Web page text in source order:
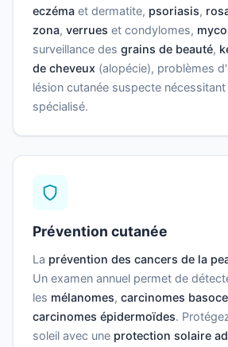
eczéma et dermatite, psoriasis,
zona, verrues et condylomes,
surveillance des grains de beauté,
de cheveux (alopécie), problèmes
lésion cutanée suspecte nécessitant
spécialisé.
Prévention cutanée
La prévention des cancers de la
Un examen annuel permet de
les mélanomes, carcinomes
carcinomes épidermoïdes.
soleil avec une protection solaire